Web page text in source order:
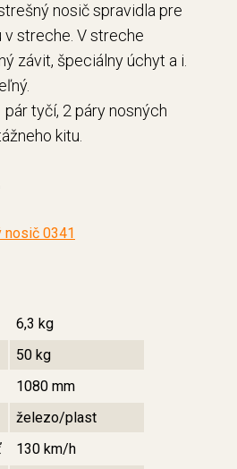
nosič spravidla pre
streche. V streche
závit, špeciálny úchyt a i.
pár tyčí, 2 páry nosných
kitu.
nosič 0341
6,3 kg
50 kg
1080 mm
železo/plast
130 km/h